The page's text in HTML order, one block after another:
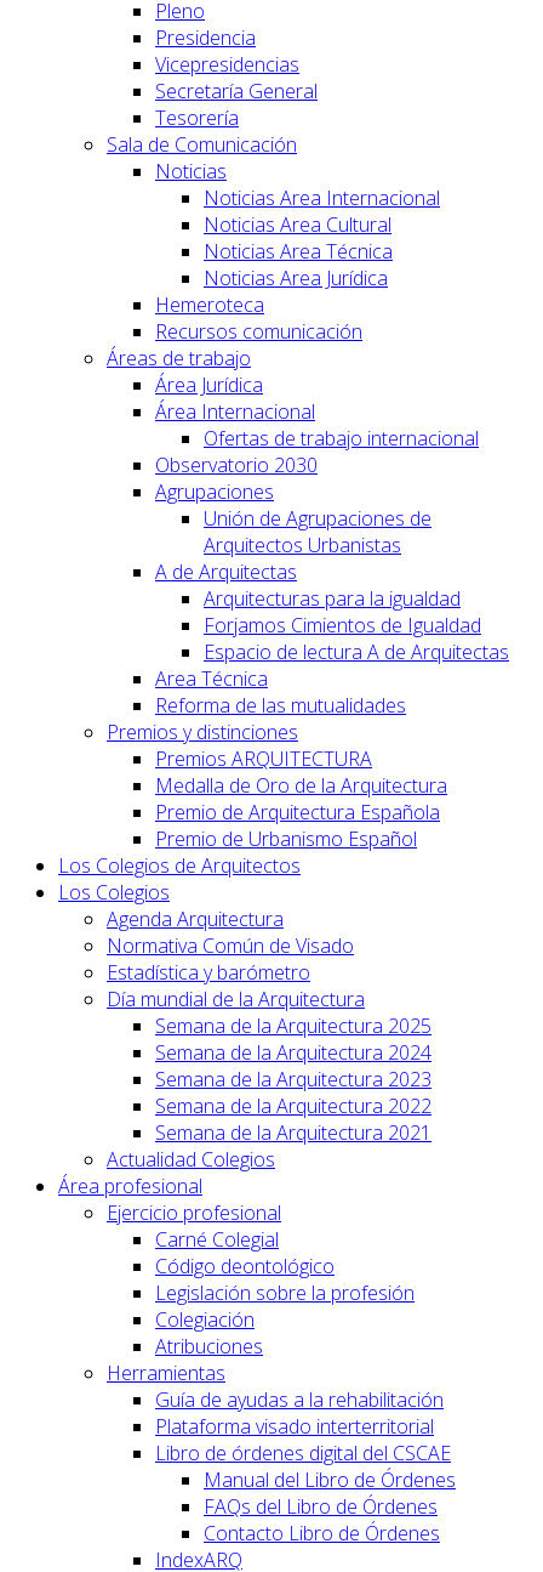
Pleno
Presidencia
Vicepresidencias
Secretaría General
Tesorería
Sala de Comunicación
Noticias
Noticias Area Internacional
Noticias Area Cultural
Noticias Area Técnica
Noticias Area Jurídica
Hemeroteca
Recursos comunicación
Áreas de trabajo
Área Jurídica
Área Internacional
Ofertas de trabajo internacional
Observatorio 2030
Agrupaciones
Unión de Agrupaciones de
Arquitectos Urbanistas
A de Arquitectas
Arquitecturas para la igualdad
Forjamos Cimientos de Igualdad
Espacio de lectura A de Arquitectas
Area Técnica
Reforma de las mutualidades
Premios y distinciones
Premios ARQUITECTURA
Medalla de Oro de la Arquitectura
Premio de Arquitectura Española
Premio de Urbanismo Español
Los Colegios de Arquitectos
Los Colegios
Agenda Arquitectura
Normativa Común de Visado
Estadística y barómetro
Día mundial de la Arquitectura
Semana de la Arquitectura 2025
Semana de la Arquitectura 2024
Semana de la Arquitectura 2023
Semana de la Arquitectura 2022
Semana de la Arquitectura 2021
Actualidad Colegios
Área profesional
Ejercicio profesional
Carné Colegial
Código deontológico
Legislación sobre la profesión
Colegiación
Atribuciones
Herramientas
Guía de ayudas a la rehabilitación
Plataforma visado interterritorial
Libro de órdenes digital del CSCAE
Manual del Libro de Órdenes
FAQs del Libro de Órdenes
Contacto Libro de Órdenes
IndexARQ